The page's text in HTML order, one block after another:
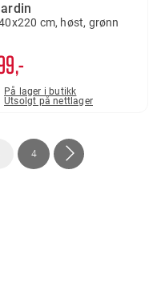
cm, høst, grønn
På lager i butikk
Utsolgt på nettlager
You're Side
4 Side
Neste